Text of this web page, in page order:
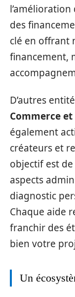
l’amélioration
des
clé en offrant
financement,
D’autres
Commerce et
également
créateurs et
objectif est
aspects
diagnostic
Chaque aide
franchir des
bien votre
Un